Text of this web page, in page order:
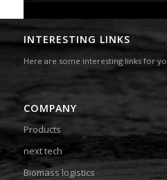
INTERESTING LINKS
Here are some interesting links for
COMPANY
Products
next tech
Biomass logistics